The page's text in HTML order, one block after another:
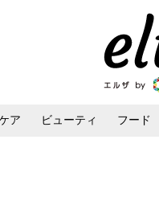
ア ビューティ フード